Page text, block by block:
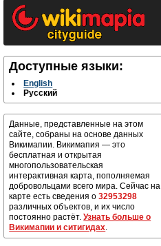
Доступные языки:
English
Русский
Данные, представленные на этом
сайте, собраны на основе данных
Викимапии. Викимапия — это
бесплатная и открытая
многопользовательская
интерактивная карта, пополняемая
добровольцами всего мира. Сейчас на
карте есть сведения о32953298
различных объектов, и их число
постоянно растёт.Узнать больше о
Викимапии и ситигидах.